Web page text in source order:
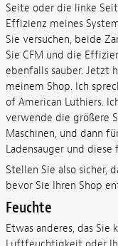
Seite oder die linke
Effizienz meines
Sie versuchen, beide
Sie CFM und die
ebenfalls sauber. Jetzt
meinem Shop. Ich
of American Luthiers.
verwende die größere
Maschinen, und dann
Ladensauger und
Stellen Sie also sicher,
bevor Sie Ihren Shop
Feuchte
Etwas anderes, das